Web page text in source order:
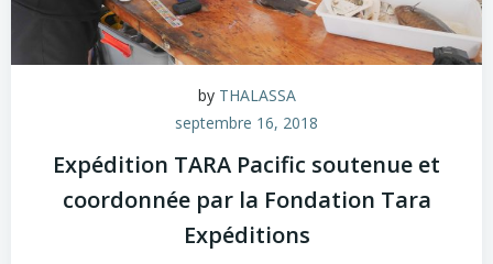
by THALASSA
septembre 16, 2018
Expédition TARA Pacific soutenue et
coordonnée par la Fondation Tara
Expéditions